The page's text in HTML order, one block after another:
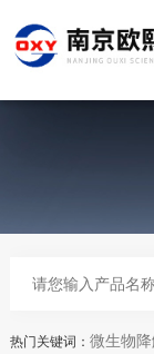
热门关键词： 微生物降解呼吸仪